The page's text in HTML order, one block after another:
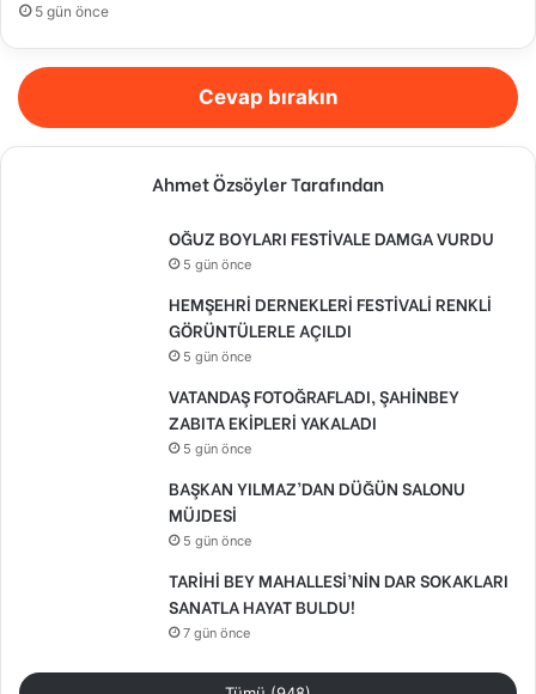
5 gün önce
Cevap bırakın
Ahmet Özsöyler Tarafından
OĞUZ BOYLARI FESTİVALE DAMGA VURDU
5 gün önce
HEMŞEHRİ DERNEKLERİ FESTİVALİ RENKLİ
GÖRÜNTÜLERLE AÇILDI
5 gün önce
VATANDAŞ FOTOĞRAFLADI, ŞAHİNBEY
ZABITA EKİPLERİ YAKALADI
5 gün önce
BAŞKAN YILMAZ’DAN DÜĞÜN SALONU
MÜJDESİ
5 gün önce
TARİHİ BEY MAHALLESİ’NİN DAR SOKAKLARI
SANATLA HAYAT BULDU!
7 gün önce